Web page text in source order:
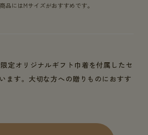
品にはMサイズがおすすめです。
定オリジナルギフト巾着を付属したセ
ます。大切な方への贈りものにおすす